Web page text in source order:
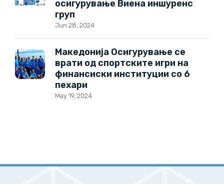
осигурување Виена иншуренс
груп
Jun 28, 2024
Македонија Осигурување се
врати од спортските игри на
финансиски институции со 6
пехари
May 19, 2024